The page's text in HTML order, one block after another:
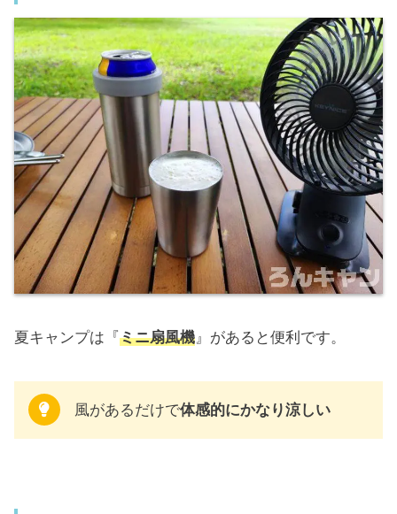
夏キャンプは『ミニ扇風機 』があると便利です。
風があるだけで体感的にかなり涼しい